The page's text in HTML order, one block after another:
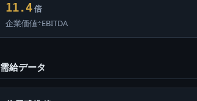
11.4 倍
企業価値÷EBITDA
需給データ